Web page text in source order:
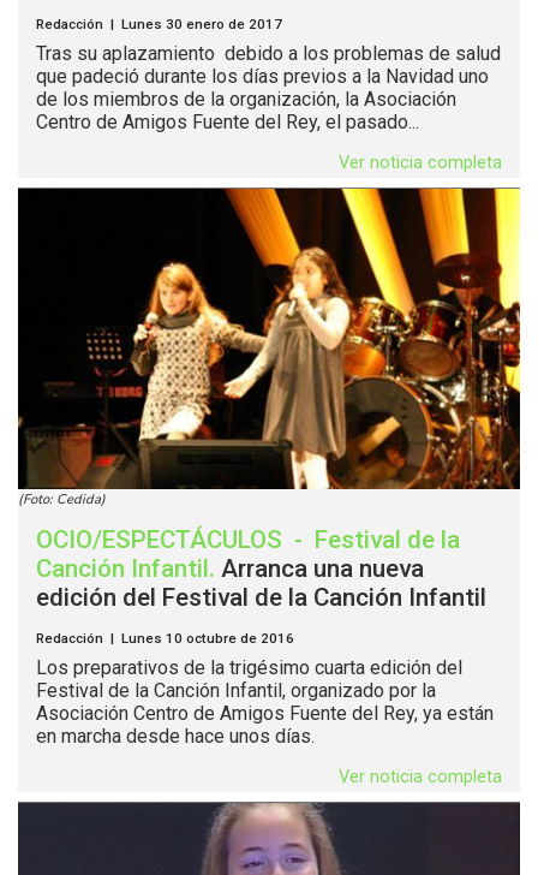
Redacción | Lunes 30 enero de 2017
Tras su aplazamiento debido a los problemas de salud
que padeció durante los días previos a la Navidad uno
de los miembros de la organización, la Asociación
Centro de Amigos Fuente del Rey, el pasado...
Ver noticia completa
(Foto: Cedida)
OCIO/ESPECTÁCULOS - Festival de la
Canción Infantil. Arranca una nueva
edición del Festival de la Canción Infantil
Redacción | Lunes 10 octubre de 2016
Los preparativos de la trigésimo cuarta edición del
Festival de la Canción Infantil, organizado por la
Asociación Centro de Amigos Fuente del Rey, ya están
en marcha desde hace unos días.
Ver noticia completa